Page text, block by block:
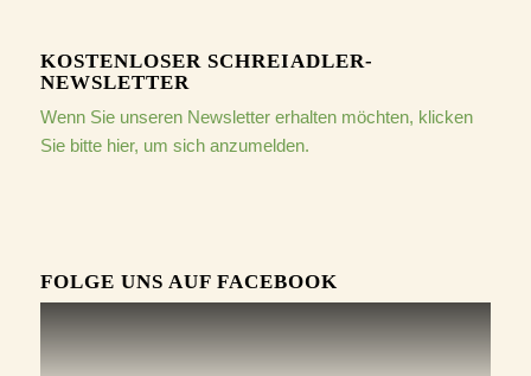
KOSTENLOSER SCHREIADLER-
NEWSLETTER
Wenn Sie unseren Newsletter erhalten möchten, klicken
Sie bitte hier, um sich anzumelden.
FOLGE UNS AUF FACEBOOK